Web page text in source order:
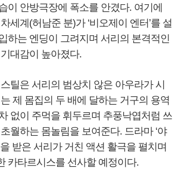
이 안방극장에 폭소를 안겼다. 여기에
세계(허남준 분)가 ‘비오제이 엔터’를 설
하는 엔딩이 그려지며 서리의 본격적인
대감이 높아졌다.
틸은 서리의 범상치 않은 아우라가 시
제 몸집의 두 배에 달하는 거구의 용역
없이 주먹을 휘두르며 추풍낙엽처럼 쓰
월하는 몸놀림을 보여준다. 드라마 ‘야
받은 서리가 거친 액션 활극을 펼치며
카타르시스를 선사할 예정이다.